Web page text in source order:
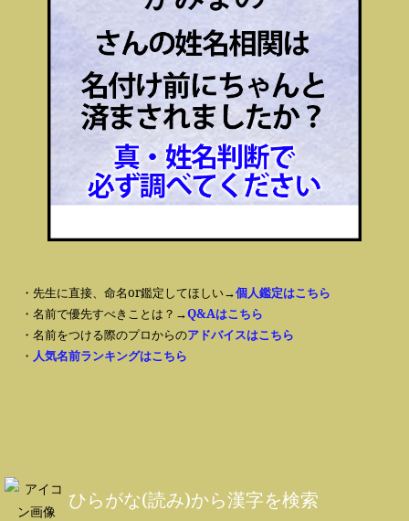
・先生に直接、命名or鑑定してほしい→個人鑑定はこちら
・名前で優先すべきことは？→Q&Aはこちら
・名前をつける際のプロからのアドバイスはこちら
・ 人気名前ランキングはこちら
ひらがな(読み)から漢字を検索